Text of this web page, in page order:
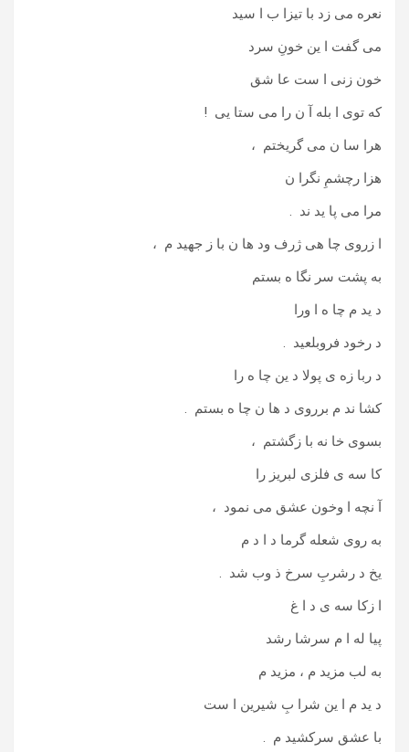
نعره می زد با تیزا ب ا سید
می گفت ا ین خونِ سرد
خون زنی ا ست عا شق
که توی ا بله آ ن را می ستا یی !
هرا سا ن می گریختم ،
هزا رچشمِ نگرا ن
مرا می پا ید ند .
ا زروی چا هی ژرف ود ها ن با ز جهید م ،
به پشت سر نگا ه بستم
د ید م چا ه ا ورا
د رخود فروبلعید .
د ربا زه ی پولا د ین چا ه را
کشا ند م برروی د ها ن چا ه بستم .
بسوی خا نه با زگشتم ،
کا سه ی فلزی لبریز را
آ نچه ا وخون عشق می نمود ،
به روی شعله گرما د ا د م
یخ د رشربِ سرخ ذ وب شد .
ا زکا سه ی د ا غ
پیا له ا م سرشا رشد
به لب مزید م ، مزید م
د ید م ا ین شرا بِ شیرین ا ست
با عشق سرکشید م .